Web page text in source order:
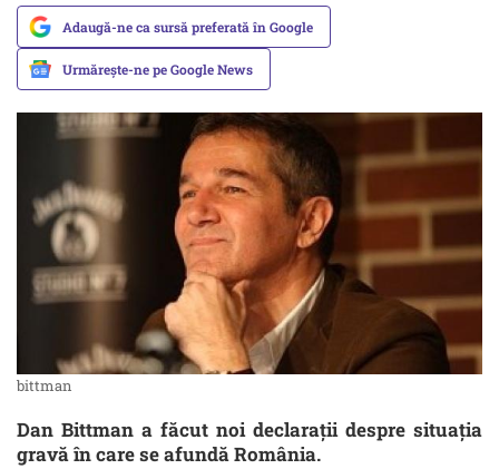
Adaugă-ne ca sursă preferată în Google
Urmărește-ne pe Google News
bittman
Dan Bittman a făcut noi declarații despre situația
gravă în care se afundă România.